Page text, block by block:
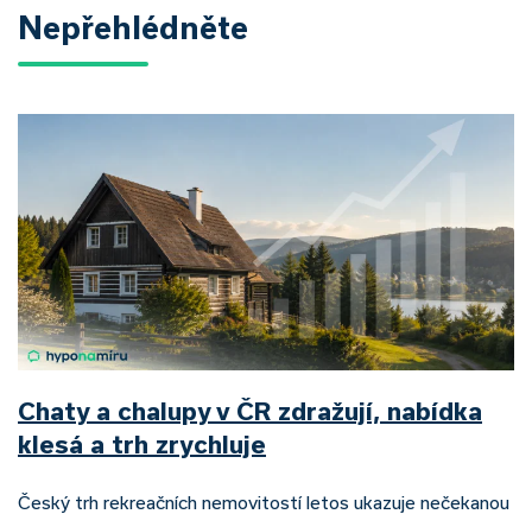
Nepřehlédněte
Chaty a chalupy v ČR zdražují, nabídka
klesá a trh zrychluje
Český trh rekreačních nemovitostí letos ukazuje nečekanou